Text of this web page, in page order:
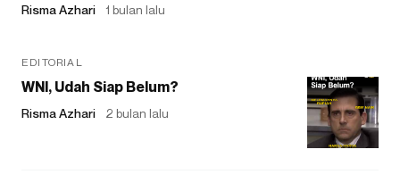
Risma Azhari 1 bulan lalu
EDITORIAL
WNI, Udah Siap Belum?
Risma Azhari 2 bulan lalu